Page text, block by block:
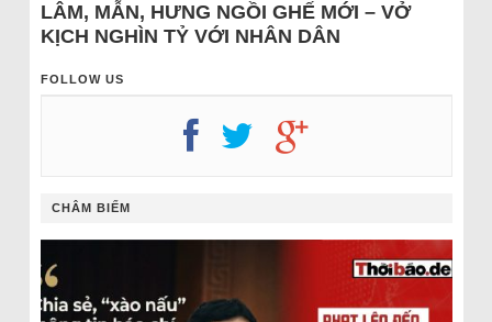
LÂM, MẪN, HƯNG NGỒI GHẾ MỚI – VỞ
KỊCH NGHÌN TỶ VỚI NHÂN DÂN
FOLLOW US
CHÂM BIẾM